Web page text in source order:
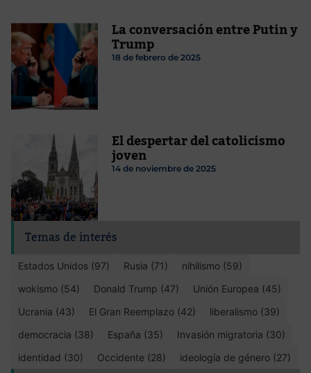
La conversación entre Putin y
Trump
18 de febrero de 2025
El despertar del catolicismo
joven
14 de noviembre de 2025
Temas de interés
Estados Unidos (97) Rusia (71)
nihilismo (59)
wokismo (54)
Donald Trump (47)
Unión Europea (45)
Ucrania (43)
El Gran Reemplazo (42)
liberalismo (39)
democracia (38)
España (35)
Invasión migratoria (30)
identidad (30)
Occidente (28) ideología de género (27)